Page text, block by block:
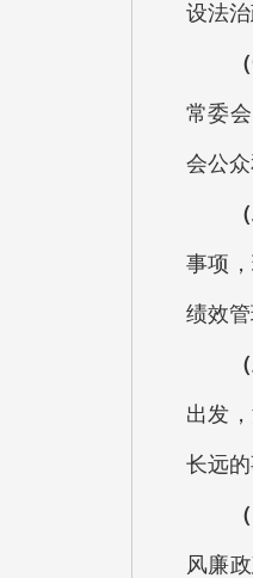
设法
（
常委
会公
（
事项
绩效
出发
长远
（
风廉